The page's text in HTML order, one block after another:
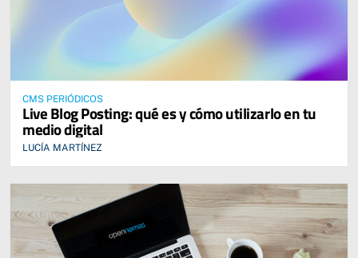
CMS PERIÓDICOS
Live Blog Posting: qué es y cómo utilizarlo en tu
medio digital
LUCÍA MARTÍNEZ